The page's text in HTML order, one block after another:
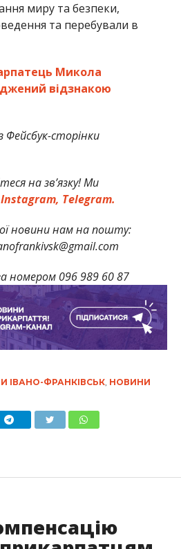
миру та безпеки,
та перебували в
Микола
відзнакою
сторінки
на зв’язку! Ми
Instagram, Telegram.
новини нам на пошту:
номером 096 989 60 87
ІВАНО-ФРАНКІВСЬК, НОВИНИ